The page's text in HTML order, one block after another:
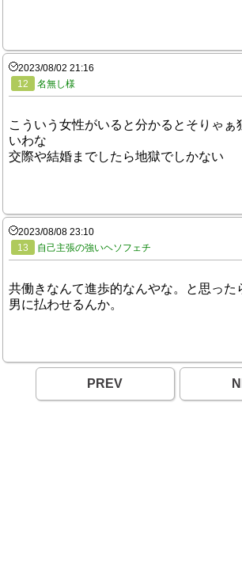
2023/08/02 21:16
12
名無し様
こういう女性がいると分かるとそりゃぁ
いわな
交際や結婚までしたら地獄でしかない
2023/08/08 23:10
13
自己主張の強いヘソフェチ
共働きなんて進歩的なんやな。と思った
男に払わせるんか。
PREV